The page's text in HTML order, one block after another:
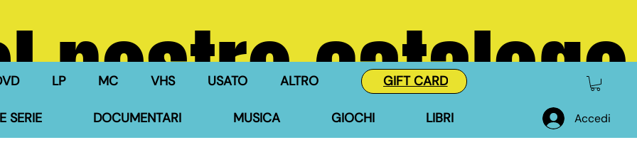
LP MC VHS USATO ALTRO
SERIE DOCUMENTARI MUSICA GIOCHI LIBRI
GIFT CARD
Accedi
nostro catalogo